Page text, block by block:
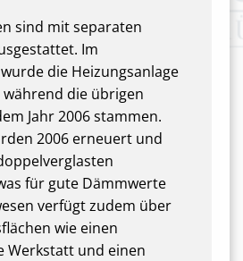
sind mit separaten
Im
die Heizungsanlage
die übrigen
Jahr 2006 stammen.
2006 erneuert und
für gute Dämmwerte
verfügt zudem über
wie einen
Werkstatt und einen